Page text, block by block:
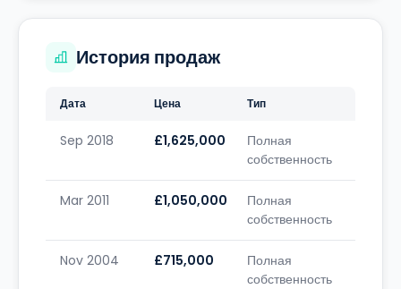
История продаж
Дата Цена Тип
Sep 2018 £1,625,000
Полная
собственность
Mar 2011 £1,050,000
Полная
собственность
Nov 2004 £715,000
Полная
собственность